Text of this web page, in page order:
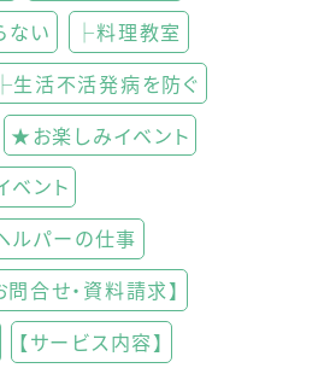
ない
├料理教室
├生活不活発病を防ぐ
★お楽しみイベント
ベント
パーの仕事
問合せ・資料請求】
【サービス内容】